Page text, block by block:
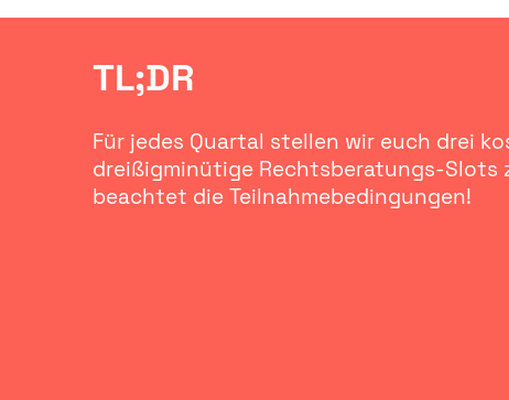
TL;DR
Für jedes Quartal stellen wir euch drei
dreißigminütige Rechtsberatungs-Slots
beachtet die Teilnahmebedingungen!